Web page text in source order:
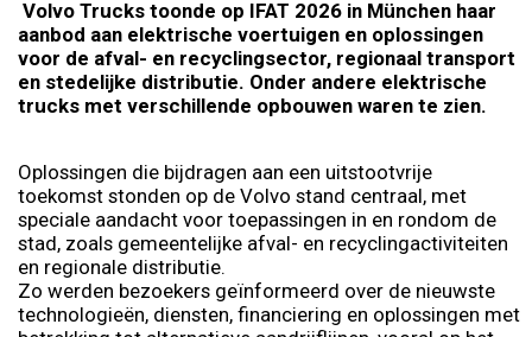
Volvo Trucks toonde op IFAT 2026 in München haar
aanbod aan elektrische voertuigen en oplossingen
voor de afval- en recyclingsector, regionaal transport
en stedelijke distributie. Onder andere elektrische
trucks met verschillende opbouwen waren te zien.
Oplossingen die bijdragen aan een uitstootvrije
toekomst stonden op de Volvo stand centraal, met
speciale aandacht voor toepassingen in en rondom de
stad, zoals gemeentelijke afval- en recyclingactiviteiten
en regionale distributie.
Zo werden bezoekers geïnformeerd over de nieuwste
technologieën, diensten, financiering en oplossingen met